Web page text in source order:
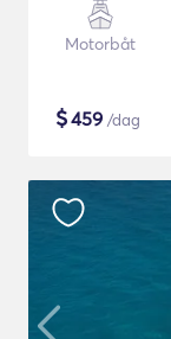
Motorbåt
$459 /dag